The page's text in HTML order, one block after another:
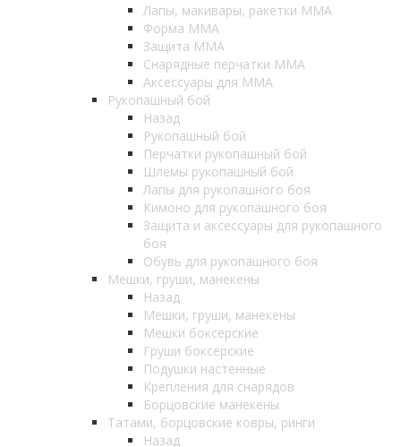
Лапы, макивары, ракетки ММА
Форма ММА
Защита ММА
Снарядные перчатки ММА
Аксессуары для ММА
Рукопашный бой
Назад
Рукопашный бой
Перчатки рукопашный бой
Шлемы рукопашный бой
Лапы для рукопашного боя
Кимоно для рукопашного боя
Защита и аксессуары для рукопашного
боя
Обувь для рукопашного боя
Мешки, груши, манекены
Назад
Мешки, груши, манекены
Мешки боксерские
Груши боксерские
Подушки настенные
Крепления для снарядов
Борцовские манекены
Татами, борцовские ковры, ринги
Назад